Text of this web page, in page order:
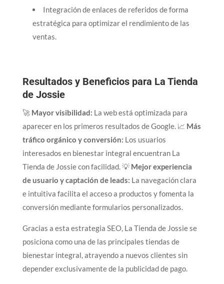
Integración de enlaces de referidos de forma
estratégica para optimizar el rendimiento de las
ventas.
Resultados y Beneficios para La Tienda
de Jossie
🚀 Mayor visibilidad: La web está optimizada para
aparecer en los primeros resultados de Google. 📈 Más
tráfico orgánico y conversión: Los usuarios
interesados en bienestar integral encuentran La
Tienda de Jossie con facilidad. 💡 Mejor experiencia
de usuario y captación de leads: La navegación clara
e intuitiva facilita el acceso a productos y fomenta la
conversión mediante formularios personalizados.
Gracias a esta estrategia SEO, La Tienda de Jossie se
posiciona como una de las principales tiendas de
bienestar integral, atrayendo a nuevos clientes sin
depender exclusivamente de la publicidad de pago.